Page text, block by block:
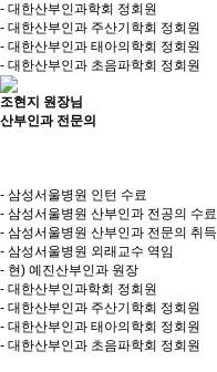
- 대한산부인과학회 정회원
- 대한산부인과 주산기학회 정회원
- 대한산부인과 태아의학회 정회원
- 대한산부인과 초음파학회 정회원
조현지 원장님
산부인과 전문의
- 삼성서울병원 인턴 수료
- 삼성서울병원 산부인과 전공의 수료
- 삼성서울병원 산부인과 전문의 취득
- 삼성서울병원 외래교수 역임
- 현) 예진산부인과 원장
- 대한산부인과학회 정회원
- 대한산부인과 주산기학회 정회원
- 대한산부인과 태아의학회 정회원
- 대한산부인과 초음파학회 정회원